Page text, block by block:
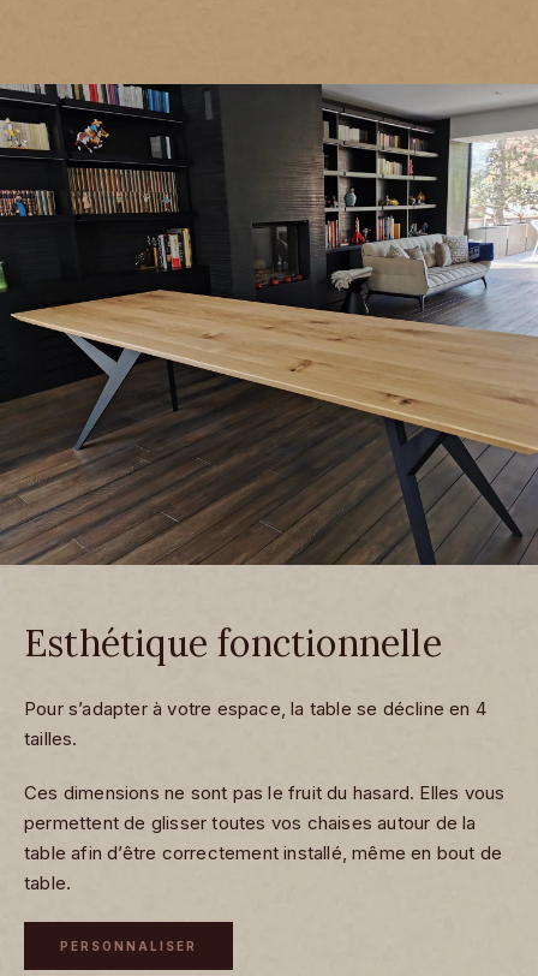
Esthétique fonctionnelle
Pour s’adapter à votre espace, la table se décline en 4
tailles.
Ces dimensions ne sont pas le fruit du hasard. Elles vous
permettent de glisser toutes vos chaises autour de la
table afin d’être correctement installé, même en bout de
table.
PERSONNALISER